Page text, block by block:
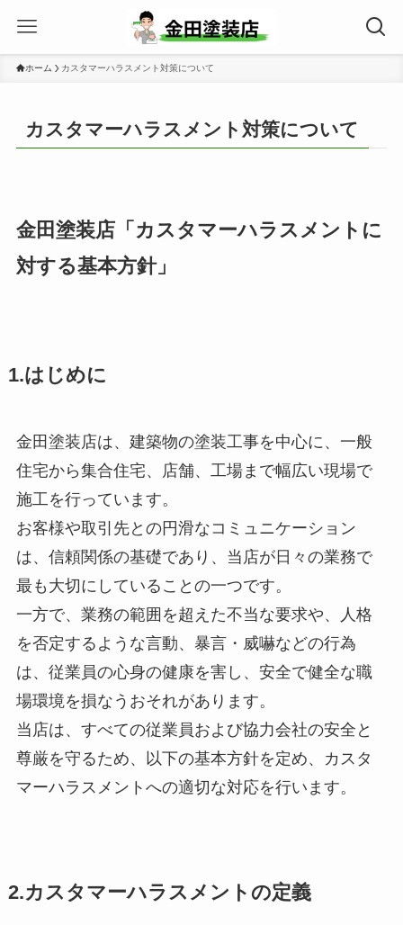
ホーム カスタマーハラスメント対策について
カスタマーハラスメント対策について
金田塗装店「カスタマーハラスメントに
対する基本方針」
1.はじめに
金田塗装店は、建築物の塗装工事を中心に、一般
住宅から集合住宅、店舗、工場まで幅広い現場で
施工を行っています。
お客様や取引先との円滑なコミュニケーション
は、信頼関係の基礎であり、当店が日々の業務で
最も大切にしていることの一つです。
一方で、業務の範囲を超えた不当な要求や、人格
を否定するような言動、暴言・威嚇などの行為
は、従業員の心身の健康を害し、安全で健全な職
場環境を損なうおそれがあります。
当店は、すべての従業員および協力会社の安全と
尊厳を守るため、以下の基本方針を定め、カスタ
マーハラスメントへの適切な対応を行います。
2.カスタマーハラスメントの定義